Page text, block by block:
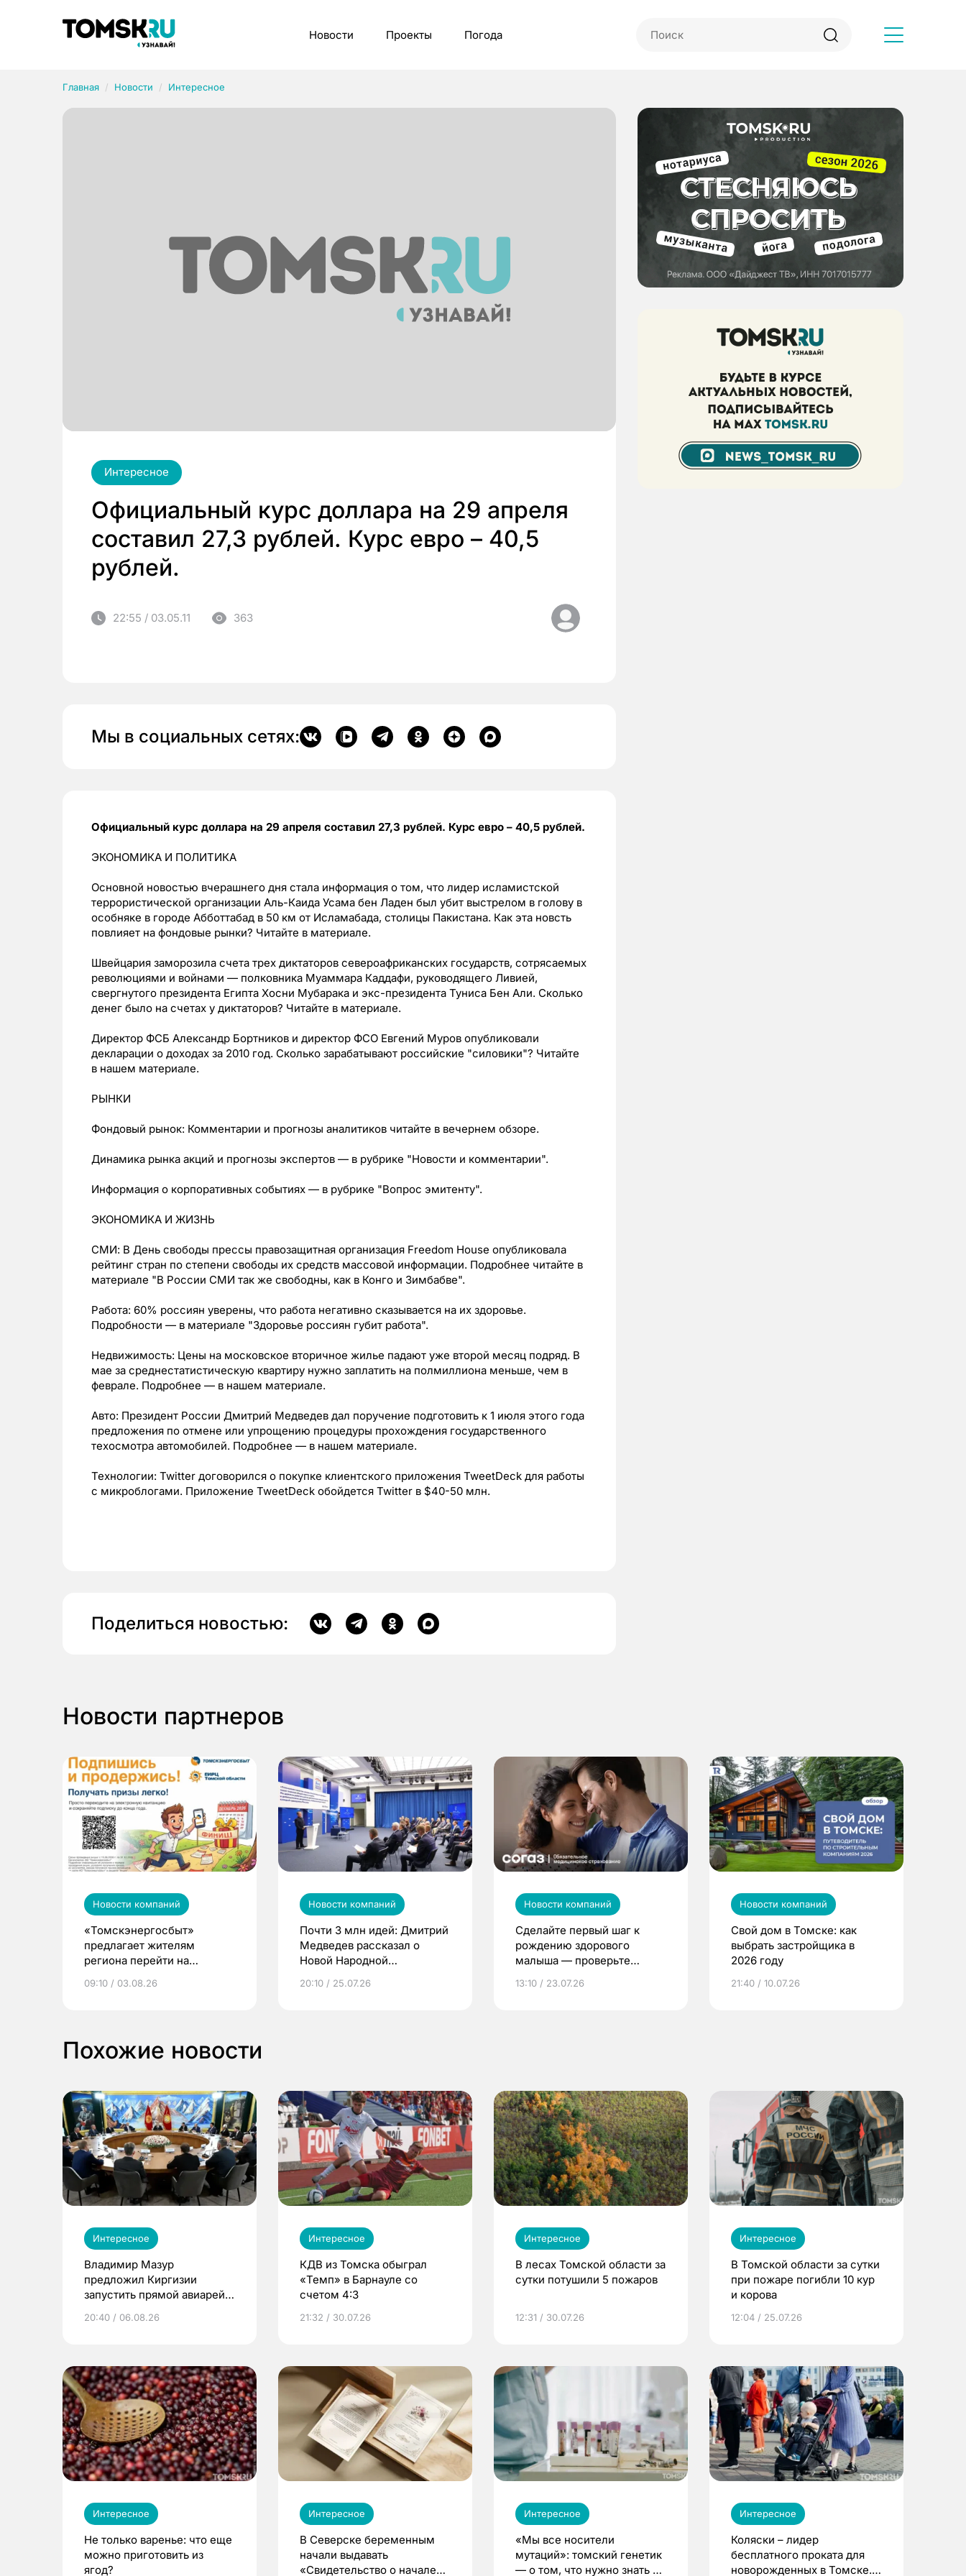
Новости Проекты Погода
Главная Новости Интересное
Интересное
Официальный курс доллара на 29 апреля
составил 27,3 рублей. Курс евро – 40,5
рублей.
22:55 / 03.05.11 363
Мы в социальных сетях:
Официальный курс доллара на 29 апреля составил 27,3 рублей. Курс евро – 40,5 рублей.
ЭКОНОМИКА И ПОЛИТИКА
Основной новостью вчерашнего дня стала информация о том, что лидер исламистской
террористической организации Аль-Каида Усама бен Ладен был убит выстрелом в голову в
особняке в городе Абботтабад в 50 км от Исламабада, столицы Пакистана. Как эта новсть
повлияет на фондовые рынки? Читайте в материале.
Швейцария заморозила счета трех диктаторов североафриканских государств, сотрясаемых
революциями и войнами — полковника Муаммара Каддафи, руководящего Ливией,
свергнутого президента Египта Хосни Мубарака и экс-президента Туниса Бен Али. Сколько
денег было на счетах у диктаторов? Читайте в материале.
Директор ФСБ Александр Бортников и директор ФСО Евгений Муров опубликовали
декларации о доходах за 2010 год. Сколько зарабатывают российские "силовики"? Читайте
в нашем материале.
РЫНКИ
Фондовый рынок: Комментарии и прогнозы аналитиков читайте в вечернем обзоре.
Динамика рынка акций и прогнозы экспертов — в рубрике "Новости и комментарии".
Информация о корпоративных событиях — в рубрике "Вопрос эмитенту".
ЭКОНОМИКА И ЖИЗНЬ
СМИ: В День свободы прессы правозащитная организация Freedom House опубликовала
рейтинг стран по степени свободы их средств массовой информации. Подробнее читайте в
материале "В России СМИ так же свободны, как в Конго и Зимбабве".
Работа: 60% россиян уверены, что работа негативно сказывается на их здоровье.
Подробности — в материале "Здоровье россиян губит работа".
Недвижимость: Цены на московское вторичное жилье падают уже второй месяц подряд. В
мае за среднестатистическую квартиру нужно заплатить на полмиллиона меньше, чем в
феврале. Подробнее — в нашем материале.
Авто: Президент России Дмитрий Медведев дал поручение подготовить к 1 июля этого года
предложения по отмене или упрощению процедуры прохождения государственного
техосмотра автомобилей. Подробнее — в нашем материале.
Технологии: Twitter договорился о покупке клиентского приложения TweetDeck для работы
с микроблогами. Приложение TweetDeck обойдется Twitter в $40-50 млн.
Поделиться новостью:
Новости партнеров
Новости компаний
«Томскэнергосбыт»
предлагает жителям
региона перейти на
выиграть призы
09:10 / 03.08.26
Новости компаний
Почти 3 млн идей: Дмитрий
Медведев рассказал о
Новой Народной
20:10 / 25.07.26
Новости компаний
Сделайте первый шаг к
рождению здорового
малыша — проверьте
по ОМС!
13:10 / 23.07.26
Новости компаний
Свой дом в Томске: как
выбрать застройщика в
2026 году
21:40 / 10.07.26
Похожие новости
Интересное
Владимир Мазур
предложил Киргизии
запустить прямой авиарейс
20:40 / 06.08.26
Интересное
КДВ из Томска обыграл
«Темп» в Барнауле со
счетом 4:3
21:32 / 30.07.26
Интересное
В лесах Томской области за
сутки потушили 5 пожаров
12:31 / 30.07.26
Интересное
В Томской области за сутки
при пожаре погибли 10 кур
и корова
12:04 / 25.07.26
Интересное
Не только варенье: что еще
можно приготовить из
ягод?
Интересное
В Северске беременным
начали выдавать
«Свидетельство о начале
Интересное
«Мы все носители
мутаций»: томский генетик
— о том, что нужно знать до
Интересное
Коляски – лидер
бесплатного проката для
новорожденных в Томске.
Рубрики